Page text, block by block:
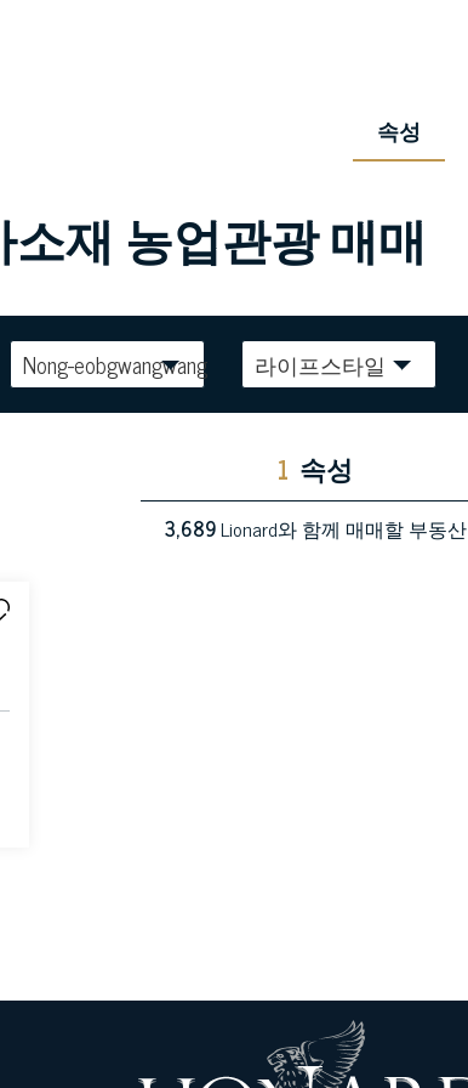
속성
재 농업관광 매매
Nong-eobgwangwang 라이프스타일
1 속성
3,689Lionard와 함께 매매할 부동산